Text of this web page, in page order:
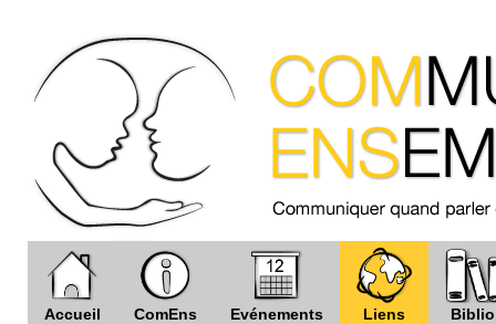
Accueil ComEns Evénements Liens Biblio